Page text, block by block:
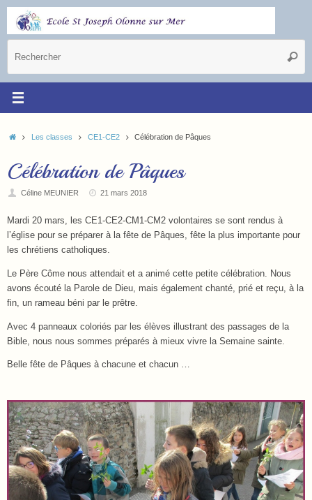
Les classes CE1-CE2 Célébration de Pâques
Célébration de Pâques
Céline MEUNIER 21 mars 2018
Mardi 20 mars, les CE1-CE2-CM1-CM2 volontaires se sont rendus à
l’église pour se préparer à la fête de Pâques, fête la plus importante pour
les chrétiens catholiques.
Le Père Côme nous attendait et a animé cette petite célébration. Nous
avons écouté la Parole de Dieu, mais également chanté, prié et reçu, à la
fin, un rameau béni par le prêtre.
Avec 4 panneaux coloriés par les élèves illustrant des passages de la
Bible, nous nous sommes préparés à mieux vivre la Semaine sainte.
Belle fête de Pâques à chacune et chacun …